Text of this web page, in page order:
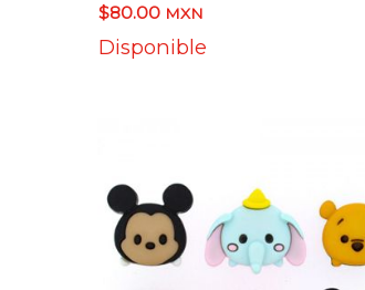
$80.00 MXN
Disponible